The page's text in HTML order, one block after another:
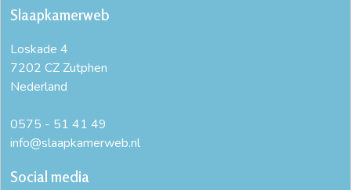
Slaapkamerweb
Loskade 4
7202 CZ Zutphen
Nederland
0575 - 51 41 49
info@slaapkamerweb.nl
Social media